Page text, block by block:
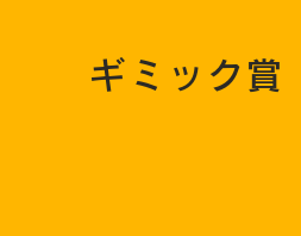
ギミック賞